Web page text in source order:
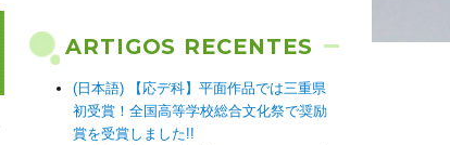
ARTIGOS RECENTES
(日本語) 【応デ科】平面作品では三重県
初受賞！全国高等学校総合文化祭で奨励
賞を受賞しました!!